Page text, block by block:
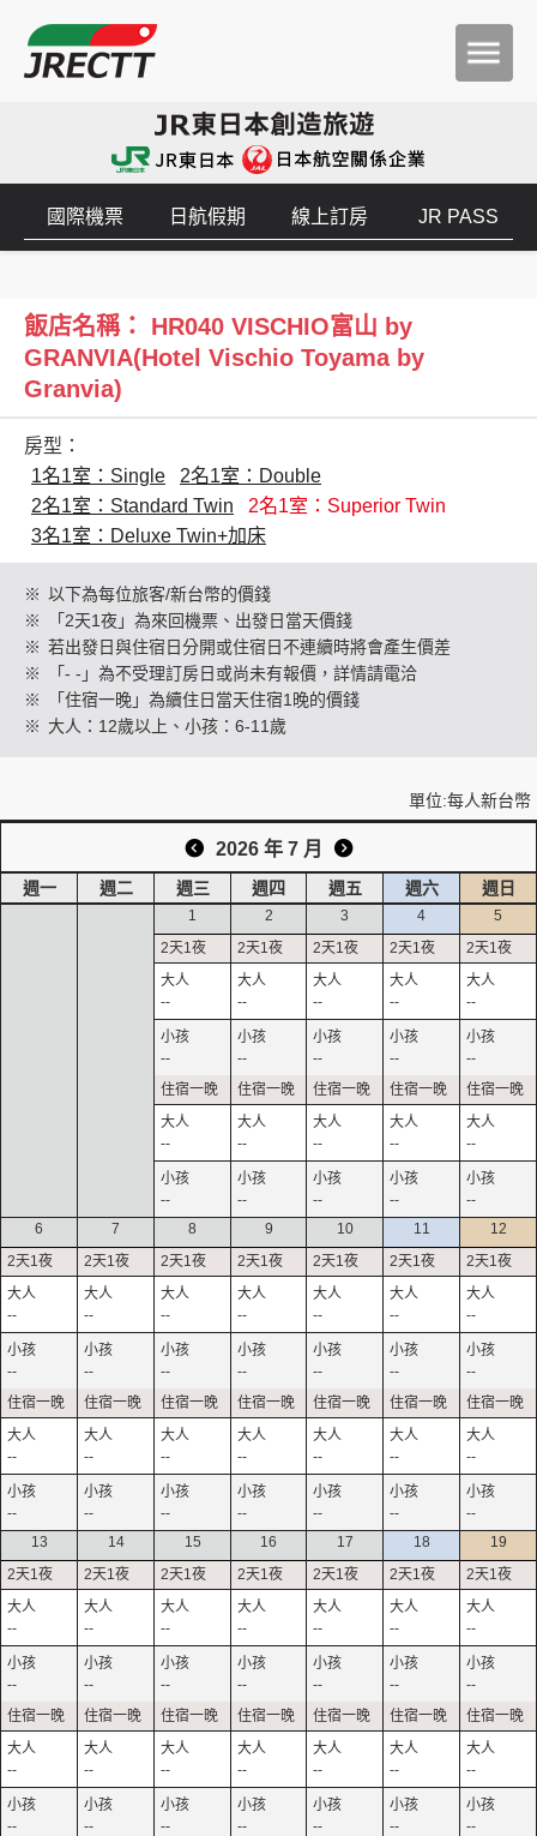
創造旅遊
國際機票 日航假期 線上訂房 JR PASS
飯店名稱： HR040 VISCHIO富山 by
GRANVIA(Hotel Vischio Toyama by
Granvia)
房型：
1名1室：Single
2名1室：Double
2名1室：Standard Twin
2名1室：Superior Twin
3名1室：Deluxe Twin+加床
※ 以下為每位旅客/新台幣的價錢
※
「2天1夜」為來回機票、出發日當天價錢
※ 若出發日與住宿日分開或住宿日不連續時將會產生價差
※
「- -」為不受理訂房日或尚未有報價，詳情請電洽
※
「住宿一晚」為續住日當天住宿1晚的價錢
※ 大人：12歲以上、小孩：6-11歲
單位:每人新台幣
2026 年 7 月
週一 週二 週三 週四 週五 週六 週日
1
--
--
--
--
2
--
--
--
--
3
--
--
--
--
4
--
--
--
--
5
--
--
--
--
6
--
--
--
--
7
--
--
--
--
8
--
--
--
--
9
--
--
--
--
10
--
--
--
--
11
--
--
--
--
12
--
--
--
--
13
--
--
--
--
14
--
--
--
--
15
--
--
--
--
16
--
--
--
--
17
--
--
--
--
18
--
--
--
--
19
--
--
--
--